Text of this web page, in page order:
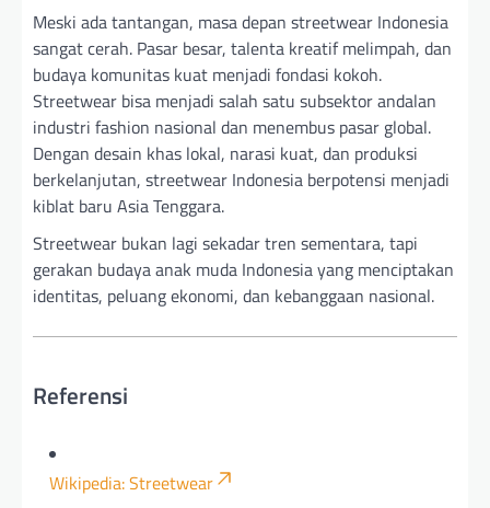
Meski ada tantangan, masa depan streetwear Indonesia
sangat cerah. Pasar besar, talenta kreatif melimpah, dan
budaya komunitas kuat menjadi fondasi kokoh.
Streetwear bisa menjadi salah satu subsektor andalan
industri fashion nasional dan menembus pasar global.
Dengan desain khas lokal, narasi kuat, dan produksi
berkelanjutan, streetwear Indonesia berpotensi menjadi
kiblat baru Asia Tenggara.
Streetwear bukan lagi sekadar tren sementara, tapi
gerakan budaya anak muda Indonesia yang menciptakan
identitas, peluang ekonomi, dan kebanggaan nasional.
Referensi
Wikipedia: Streetwear